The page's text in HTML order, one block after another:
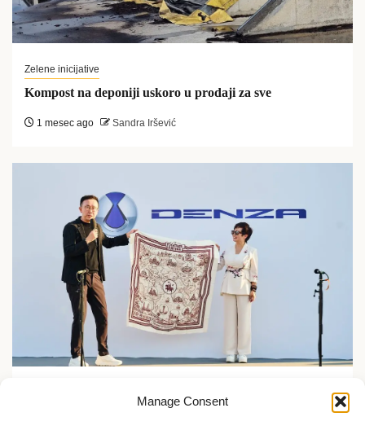
Manage Consent
Zelene inicijative
Kompost na deponiji uskoro u prodaji za sve
1 mesec ago Sandra Iršević